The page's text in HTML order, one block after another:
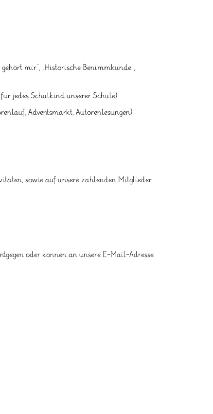
mir“, „Historische Benimmkunde“,
jedes Schulkind unserer Schule)
Adventsmarkt, Autorenlesungen)
sowie auf unsere zahlenden Mitglieder
oder können an unsere E-Mail-Adresse